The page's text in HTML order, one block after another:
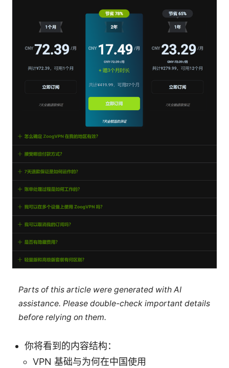
Parts of this article were generated with AI
assistance. Please double-check important details
before relying on them.
你将看到的内容结构：
VPN 基础与为何在中国使用